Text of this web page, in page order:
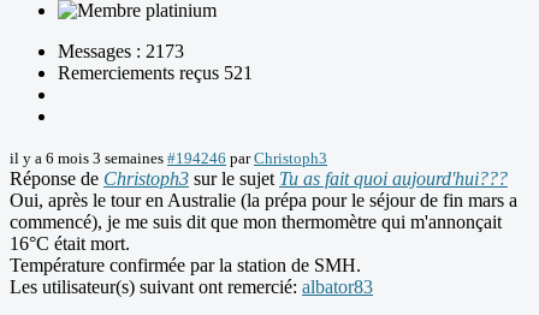
Messages : 2173
Remerciements reçus 521
il y a 6 mois 3 semaines #194246 parChristoph3
Réponse de Christoph3 sur le sujet Tu as fait quoi aujourd'hui???
Oui, après le tour en Australie (la prépa pour le séjour de fin mars a
commencé), je me suis dit que mon thermomètre qui m'annonçait
16°C était mort.
Température confirmée par la station de SMH.
Les utilisateur(s) suivant ont remercié: albator83